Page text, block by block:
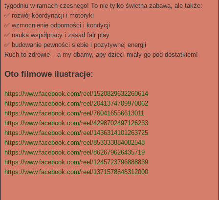
tygodniu w ramach czesnego! To nie tylko świetna zabawa, ale także:
✅ rozwój koordynacji i motoryki
✅ wzmocnienie odporności i kondycji
✅ nauka współpracy i zasad fair play
✅ budowanie pewności siebie i pozytywnej energii
Ruch to zdrowie – a my dbamy, aby dzieci miały go pod dostatkiem!
Oto filmowe ilustracje:
https://www.facebook.com/reel/1520829632260614
https://www.facebook.com/reel/2041374709970062
https://www.facebook.com/reel/760416556613011
https://www.facebook.com/reel/4298702497126233
https://www.facebook.com/reel/1436314101263725
https://www.facebook.com/reel/853333884082548
https://www.facebook.com/reel/862679626435719
https://www.facebook.com/reel/1245723796888839
https://www.facebook.com/reel/1371578848312000